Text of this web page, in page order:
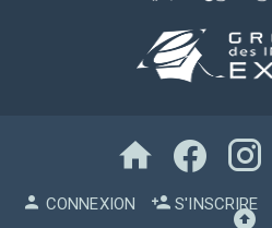
CONNEXION S'INSCRIRE